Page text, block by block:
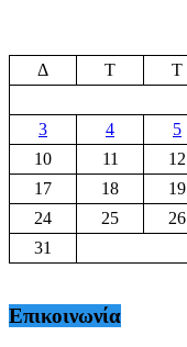
Δ
Τ Τ
3
4 5
10
11 12
17
18 19
24
25 26
31
Επικοινωνία